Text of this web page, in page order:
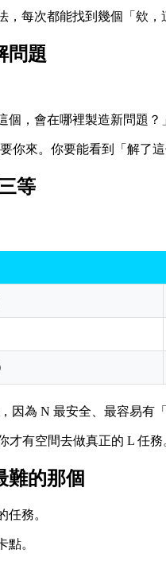
每次都能找到幾個「欸，
問題
，會在哪裡製造新問題？
你來。你要能看到「解
等
因為 N 最安全、最容易有
有空間去做真正的 L 任務
難的那個
任務。
點。